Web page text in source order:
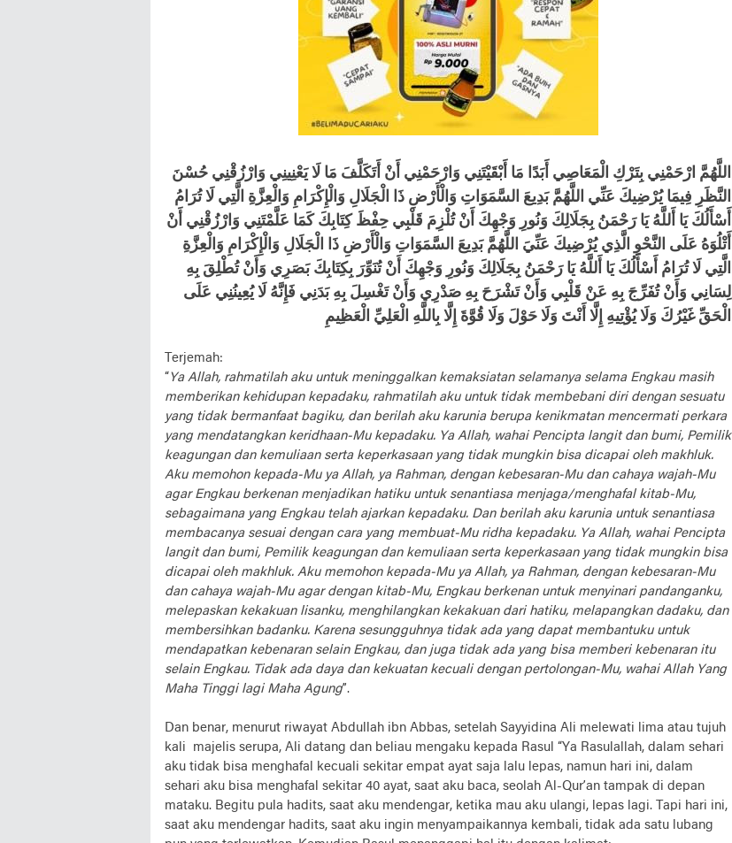
اللَّهُمَّ ارْحَمْنِي بِتَرْكِ الْمَعَاصِي أَبَدًا مَا أَبْقَيْتَنِي وَارْحَمْنِي أَنْ أَتَكَلَّفَ مَا لَا يَعْنِينِي وَارْزُقْنِي حُسْنَ
النَّظَرِ فِيمَا يُرْضِيكَ عَنِّي اللَّهُمَّ بَدِيعَ السَّمَوَاتِ وَالْأَرْضِ ذَا الْجَلَالِ وَالْإِكْرَامِ وَالْعِزَّةِ الَّتِي لَا تُرَامُ
أَسْأَلُكَ يَا أَللَّهُ يَا رَحْمَنُ بِجَلَالِكَ وَنُورِ وَجْهِكَ أَنْ تُلْزِمَ قَلْبِي حِفْظَ كِتَابِكَ كَمَا عَلَّمْتَنِي وَارْزُقْنِي أَنْ
أَتْلُوَهُ عَلَى النَّحْوِ الَّذِي يُرْضِيكَ عَنِّيَ اللَّهُمَّ بَدِيعَ السَّمَوَاتِ وَالْأَرْضِ ذَا الْجَلَالِ وَالْإِكْرَامِ وَالْعِزَّةِ
الَّتِي لَا تُرَامُ أَسْأَلُكَ يَا أَللَّهُ يَا رَحْمَنُ بِجَلَالِكَ وَنُورِ وَجْهِكَ أَنْ تُنَوِّرَ بِكِتَابِكَ بَصَرِي وَأَنْ تُطْلِقَ بِهِ
لِسَانِي وَأَنْ تُفَرِّجَ بِهِ عَنْ قَلْبِي وَأَنْ تَشْرَحَ بِهِ صَدْرِي وَأَنْ تَغْسِلَ بِهِ بَدَنِي فَإِنَّهُ لَا يُعِينُنِي عَلَى
الْحَقِّ غَيْرُكَ وَلَا يُؤْتِيهِ إِلَّا أَنْتَ وَلَا حَوْلَ وَلَا قُوَّةَ إِلَّا بِاللَّهِ الْعَلِيِّ الْعَظِيمِ
Terjemah:
“Ya Allah, rahmatilah aku untuk meninggalkan kemaksiatan selamanya selama Engkau masih
memberikan kehidupan kepadaku, rahmatilah aku untuk tidak membebani diri dengan sesuatu
yang tidak bermanfaat bagiku, dan berilah aku karunia berupa kenikmatan mencermati perkara
yang mendatangkan keridhaan-Mu kepadaku. Ya Allah, wahai Pencipta langit dan bumi, Pemilik
keagungan dan kemuliaan serta keperkasaan yang tidak mungkin bisa dicapai oleh makhluk.
Aku memohon kepada-Mu ya Allah, ya Rahman, dengan kebesaran-Mu dan cahaya wajah-Mu
agar Engkau berkenan menjadikan hatiku untuk senantiasa menjaga/menghafal kitab-Mu,
sebagaimana yang Engkau telah ajarkan kepadaku. Dan berilah aku karunia untuk senantiasa
membacanya sesuai dengan cara yang membuat-Mu ridha kepadaku. Ya Allah, wahai Pencipta
langit dan bumi, Pemilik keagungan dan kemuliaan serta keperkasaan yang tidak mungkin bisa
dicapai oleh makhluk. Aku memohon kepada-Mu ya Allah, ya Rahman, dengan kebesaran-Mu
dan cahaya wajah-Mu agar dengan kitab-Mu, Engkau berkenan untuk menyinari pandanganku,
melepaskan kekakuan lisanku, menghilangkan kekakuan dari hatiku, melapangkan dadaku, dan
membersihkan badanku. Karena sesungguhnya tidak ada yang dapat membantuku untuk
mendapatkan kebenaran selain Engkau, dan juga tidak ada yang bisa memberi kebenaran itu
selain Engkau. Tidak ada daya dan kekuatan kecuali dengan pertolongan-Mu, wahai Allah Yang
Maha Tinggi lagi Maha Agung”.
Dan benar, menurut riwayat Abdullah ibn Abbas, setelah Sayyidina Ali melewati lima atau tujuh
kali majelis serupa, Ali datang dan beliau mengaku kepada Rasul “Ya Rasulallah, dalam sehari
aku tidak bisa menghafal kecuali sekitar empat ayat saja lalu lepas, namun hari ini, dalam
sehari aku bisa menghafal sekitar 40 ayat, saat aku baca, seolah Al-Qur’an tampak di depan
mataku. Begitu pula hadits, saat aku mendengar, ketika mau aku ulangi, lepas lagi. Tapi hari ini,
saat aku mendengar hadits, saat aku ingin menyampaikannya kembali, tidak ada satu lubang